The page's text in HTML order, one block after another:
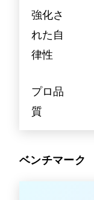
強化さ
れた自
律性
プロ品
質
ベンチマーク